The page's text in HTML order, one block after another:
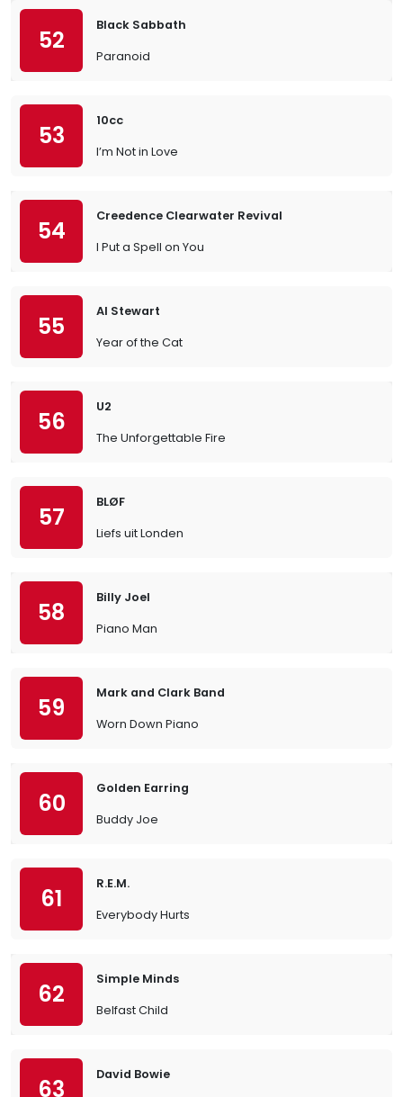
52
Black Sabbath
Paranoid
53
10cc
I’m Not in Love
54
Creedence Clearwater Revival
I Put a Spell on You
55
Al Stewart
Year of the Cat
56
U2
The Unforgettable Fire
57
BLØF
Liefs uit Londen
58
Billy Joel
Piano Man
59
Mark and Clark Band
Worn Down Piano
60
Golden Earring
Buddy Joe
61
R.E.M.
Everybody Hurts
62
Simple Minds
Belfast Child
63
David Bowie